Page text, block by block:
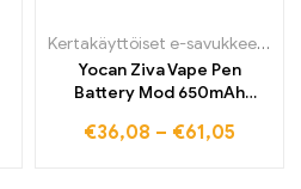
Kertakäyttöiset e-savukkeet
,
Yocan Ziva Vape Pen
Battery Mod 650mAh
kynät kierteisille paksuille
€36,08 – €61,05